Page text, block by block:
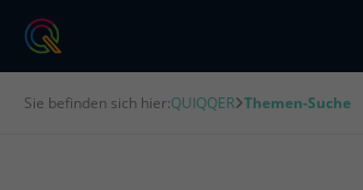
Sie befinden sich hier:QUIQQER Themen-Suche